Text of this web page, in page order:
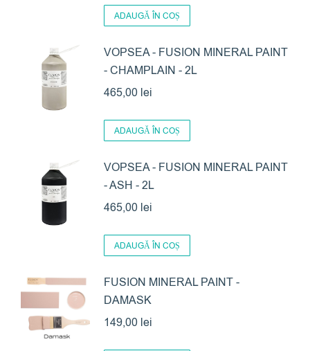
ADAUGĂ ÎN COȘ
VOPSEA - FUSION MINERAL PAINT
- CHAMPLAIN - 2L
465,00 lei
ADAUGĂ ÎN COȘ
VOPSEA - FUSION MINERAL PAINT
- ASH - 2L
465,00 lei
ADAUGĂ ÎN COȘ
FUSION MINERAL PAINT -
DAMASK
149,00 lei